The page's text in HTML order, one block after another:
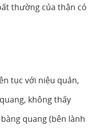
thường của thận có
tục với niệu quản,
không thấy
quang (bên lành